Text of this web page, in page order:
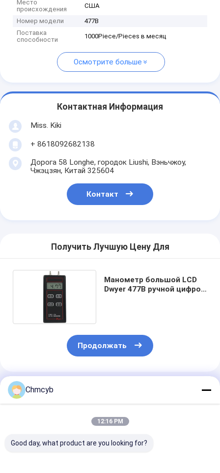
Место
происхождения
США
Номер модели
477B
Поставка
способности
1000Piece/Pieces в месяц
Осмотрите больше
Контактная Информация
Miss. Kiki
+ 8618092682138
Дорога 58 Longhe, городок Liushi, Вэньчжоу,
Чжэцзян, Китай 325604
Контакт
Получить Лучшую Цену Для
Манометр большой LCD
Dwyer 477B ручной цифров
Продолжать
Порекомендованные Продукты
Chmcyb
12:16 PM
Good day, what product are you looking for?